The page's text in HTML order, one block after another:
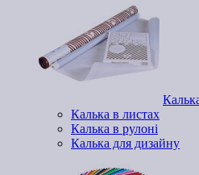
Калька в листах
Калька в рулоні
Калька для дизайну